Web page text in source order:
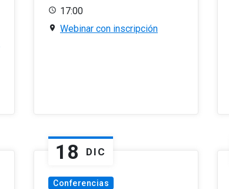
17:00
Webinar con inscripción
18 DIC
Conferencias